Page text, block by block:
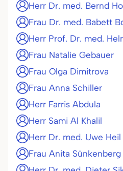
Herr Dr. med. Bernd
Frau Dr. med. Babett
Herr Prof. Dr. med.
Frau Natalie Gebauer
Frau Olga Dimitrova
Frau Anna Schiller
Herr Farris Abdula
Herr Sami Al Khalil
Herr Dr. med. Uwe Heil
Frau Anita Sünkenberg